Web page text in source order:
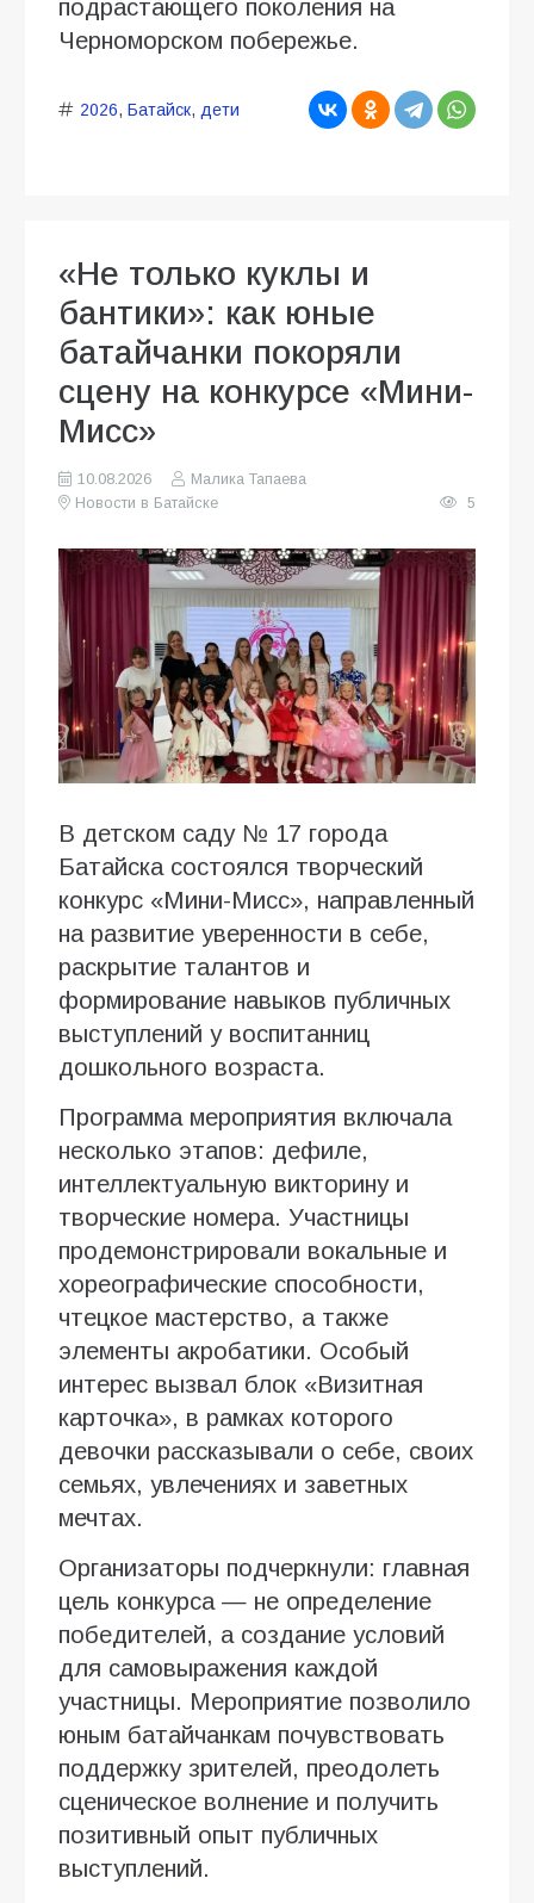
подрастающего поколения на
Черноморском побережье.
2026, Батайск, дети
«Не только куклы и
бантики»: как юные
батайчанки покоряли
сцену на конкурсе «Мини-
Мисс»
10.08.2026
Малика Тапаева
Новости в Батайске
5
В детском саду № 17 города
Батайска состоялся творческий
конкурс «Мини-Мисс», направленный
на развитие уверенности в себе,
раскрытие талантов и
формирование навыков публичных
выступлений у воспитанниц
дошкольного возраста.
Программа мероприятия включала
несколько этапов: дефиле,
интеллектуальную викторину и
творческие номера. Участницы
продемонстрировали вокальные и
хореографические способности,
чтецкое мастерство, а также
элементы акробатики. Особый
интерес вызвал блок «Визитная
карточка», в рамках которого
девочки рассказывали о себе, своих
семьях, увлечениях и заветных
мечтах.
Организаторы подчеркнули: главная
цель конкурса — не определение
победителей, а создание условий
для самовыражения каждой
участницы. Мероприятие позволило
юным батайчанкам почувствовать
поддержку зрителей, преодолеть
сценическое волнение и получить
позитивный опыт публичных
выступлений.